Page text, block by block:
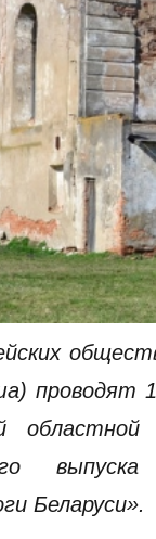
проводят
Беларуси».